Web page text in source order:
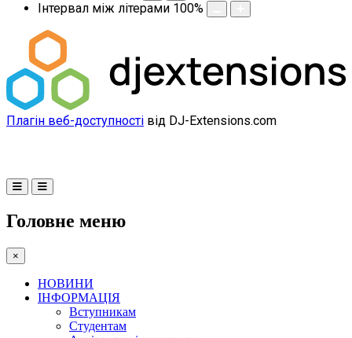
Інтервал між літерами 100%
Плагін веб-доступності від DJ-Extensions.com
Головне меню
×
НОВИНИ
ІНФОРМАЦІЯ
Вступникам
Студентам